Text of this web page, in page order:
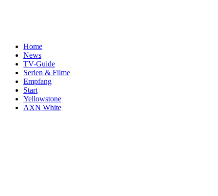
Home
News
TV-Guide
Serien & Filme
Empfang
Start
Yellowstone
AXN White